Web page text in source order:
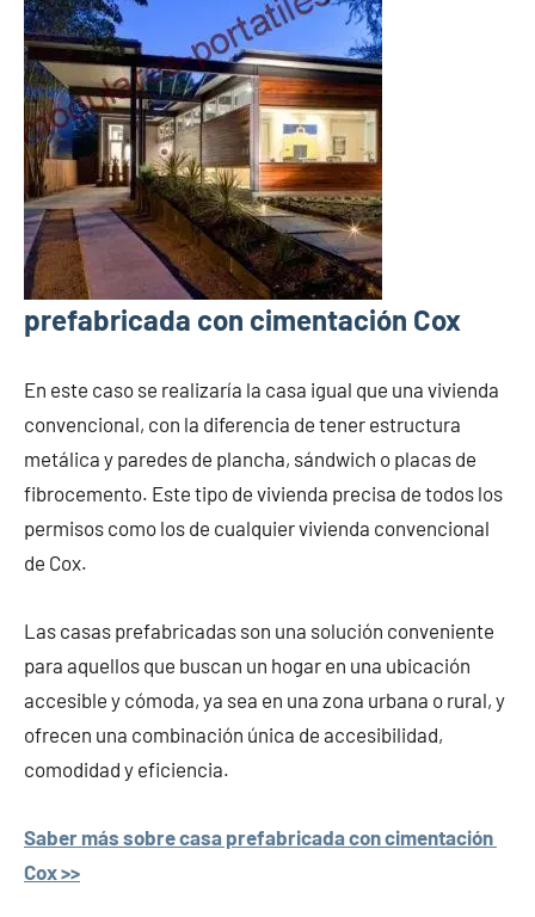
prefabricada con cimentación Cox
En este caso se realizaría la casa igual que una vivienda
convencional, con la diferencia de tener estructura
metálica y paredes de plancha, sándwich o placas de
fibrocemento. Este tipo de vivienda precisa de todos los
permisos como los de cualquier vivienda convencional
de Cox.
Las casas prefabricadas son una solución conveniente
para aquellos que buscan un hogar en una ubicación
accesible y cómoda, ya sea en una zona urbana o rural, y
ofrecen una combinación única de accesibilidad,
comodidad y eficiencia.
Saber más sobre casa prefabricada con cimentación
Cox >>